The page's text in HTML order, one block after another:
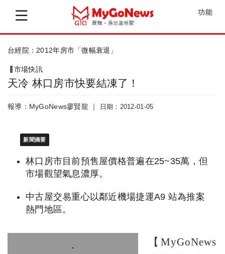
功能
台經院：2012年房市「微幅衰退」
市場快訊
天冷 林口房市快要結凍了！
報導：MyGoNews廖賢龍 ｜ 日期：2012-01-05
新聞摘要
林口房市目前預售屋價格普遍在25~35萬，但
市場觀望氣息濃厚。
中古屋交易重心以鄰近機場捷運A9 站為推案
熱門地區。
【MyGoNews